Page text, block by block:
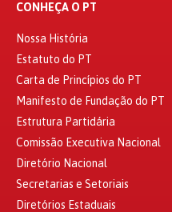
CONHEÇA O PT
Nossa História
Estatuto do PT
Carta de Princípios do PT
Manifesto de Fundação do PT
Estrutura Partidária
Comissão Executiva Nacional
Diretório Nacional
Secretarias e Setoriais
Diretórios Estaduais